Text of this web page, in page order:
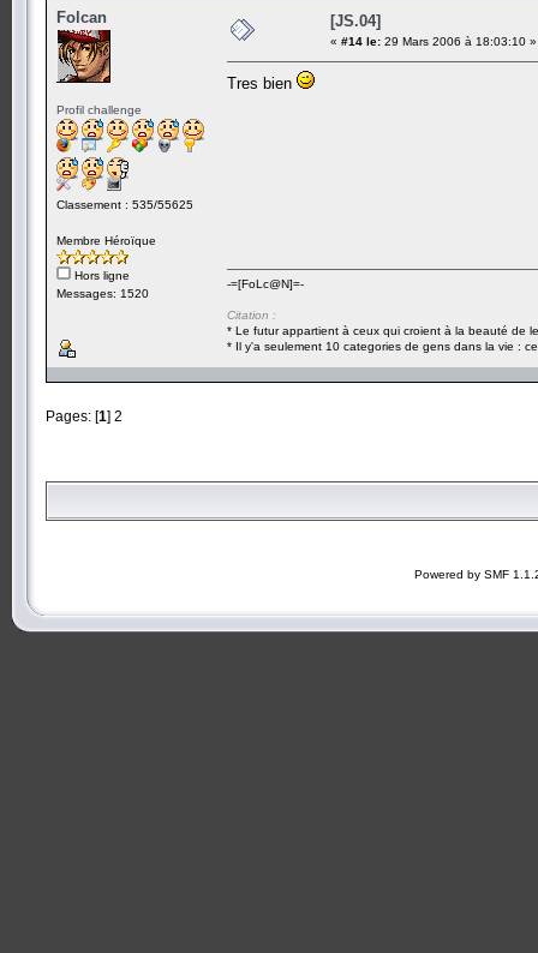
Folcan
Profil challenge
Classement : 535/55625
Membre Héroïque
Hors ligne
Messages: 1520
[JS.04]
« #14 le: 29 Mars 2006 à 18:03:10 »
Tres bien
-=[FoLc@N]=-
Citation :
* Le futur appartient à ceux qui croient à la beauté de
* Il y'a seulement 10 categories de gens dans la vie :
Pages: [1] 2
Powered by SMF